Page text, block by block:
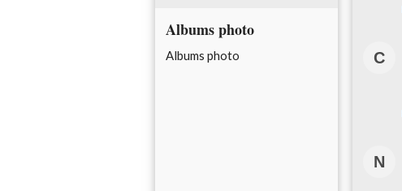
Albums photo
Albums photo C
N